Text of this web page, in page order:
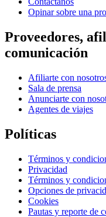
Opinar sobre una
Proveedores,
comunicación
Afiliarte con
Sala de prensa
Anunciarte con
Agentes de viajes
Políticas
Términos y
Privacidad
Términos y
Opciones de
Cookies
Pautas y reporte de